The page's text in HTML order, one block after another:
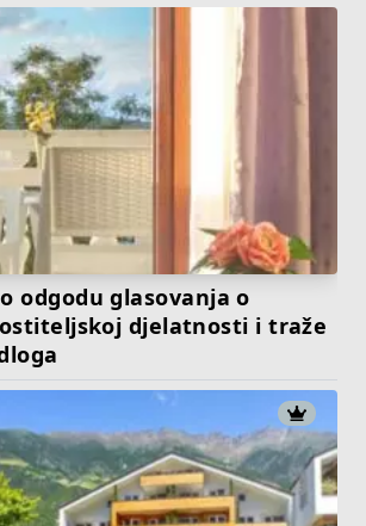
odgodu glasovanja o
djelatnosti i traže